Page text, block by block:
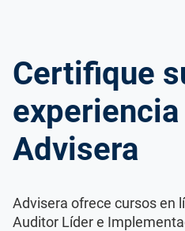
Laboratorios
Certifique
Advisera
Advisera ofrece cursos en
Auditor Líder e